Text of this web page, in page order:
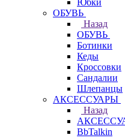
Юбки
ОБУВЬ
Назад
ОБУВЬ
Ботинки
Кеды
Кроссовки
Сандалии
Шлепанцы
АКСЕССУАРЫ
Назад
BbTalkin